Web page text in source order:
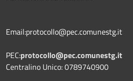
Email:protocollo@pec.comunestg.it
PEC:protocollo@pec.comunestg.it
Centralino Unico: 0789740900